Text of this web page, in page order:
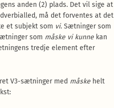
anden (2) plads. Det vil sige at
må det forventes at det
et subjekt som vi. Sætninger som
som måske vi kunne kan
tredje element efter
V3-sætninger med måske helt